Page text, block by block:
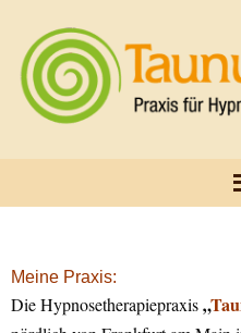
springen
Meine Praxis:
Die Hypnosetherapiepraxis„